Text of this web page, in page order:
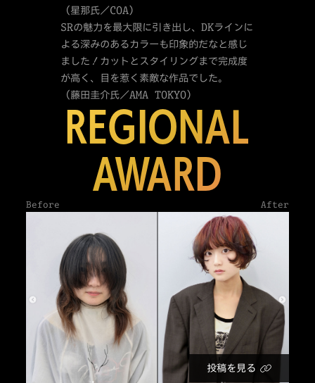
（星那氏／COA）
SRの魅力を最大限に引き出し、DKラインに
よる深みのあるカラーも印象的だなと感じ
ました！カットとスタイリングまで完成度
が高く、目を惹く素敵な作品でした。
（藤田圭介氏／AMA TOKYO）
REGIONAL
AWARD
Before After
投稿を見る